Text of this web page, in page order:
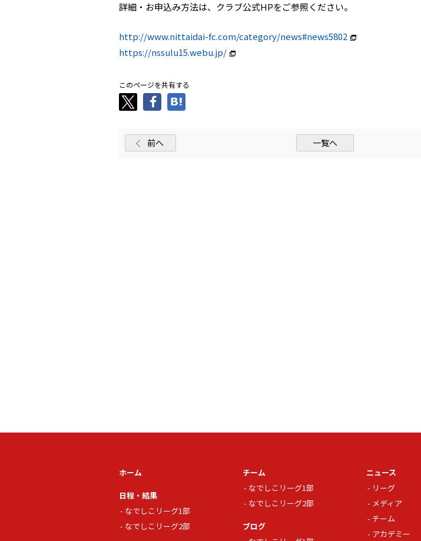
詳細・お申込み方法は、クラブ公式HPをご参照ください。
http://www.nittaidai-fc.com/category/news#news5802
https://nssulu15.webu.jp/
このページを共有する
前へ 一覧へ
ホーム
日程・結果
なでしこリーグ1部
なでしこリーグ2部
チーム
なでしこリーグ1部
なでしこリーグ2部
ブログ
ニュース
リーグ
メディア
チーム
アカデミー